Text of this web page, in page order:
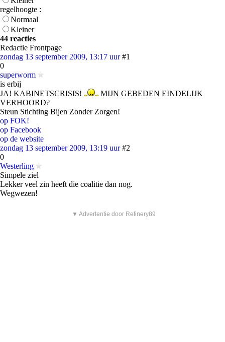
regelhoogte :
Normaal
Kleiner
44 reacties
Redactie Frontpage
zondag 13 september 2009, 13:17 uur #1
0
superworm
is erbij
JA! KABINETSCRISIS!
MIJN GEBEDEN EINDELIJK
VERHOORD?
Steun Stichting Bijen Zonder Zorgen!
op FOK!
op Facebook
op de website
zondag 13 september 2009, 13:19 uur #2
0
Westerling
Simpele ziel
Lekker veel zin heeft die coalitie dan nog.
Wegwezen!
▼ Advertentie door Refinery89